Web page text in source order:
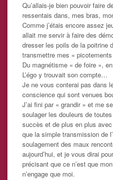
Qu’allais-je bien pouvoir faire
ressentais dans, mes bras,
Comme j’étais encore assez
allait me servir à faire des
dresser les poils de la poitrine
transmettre mes «
Du magnétisme « de foire »,
L’égo y trouvait son compte…
Je ne vous conterai pas dans
conscience qui sont venues
J’ai fini par « grandir » et me
soulager les douleurs de
succès et de plus en plus
que la simple transmission de
soulagement des maux
aujourd’hui, et je vous dirai
précisant que ce n’est que
n’engage que moi.